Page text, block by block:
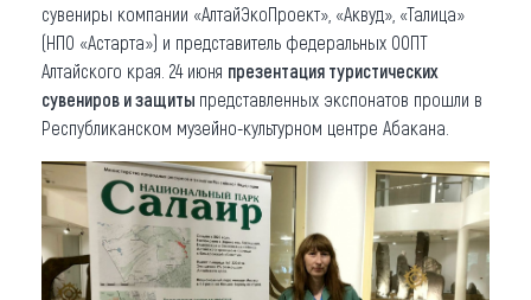
сувениры компании «АлтайЭкоПроект», «Аквуд», «Талица»
(НПО «Астарта») и представитель федеральных ООПТ
Алтайского края. 24 июня презентация туристических
сувениров и защиты представленных экспонатов прошли в
Республиканском музейно-культурном центре Абакана.